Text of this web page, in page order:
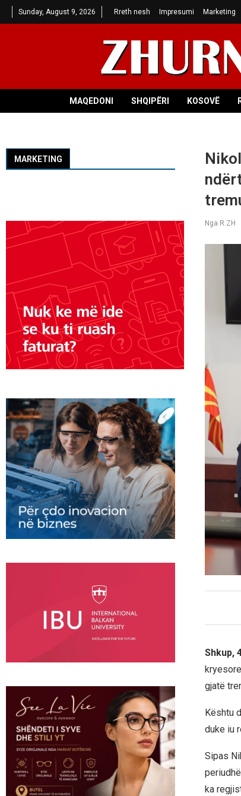
Sunday, August 9, 2026 Rreth nesh Impresumi Marketing
MAQEDONI SHQIPËRI KOSOVË
Nga R.ZH
Shkup,
gjatë
Kështu
duke iu
Sipas
ka
MARKETING